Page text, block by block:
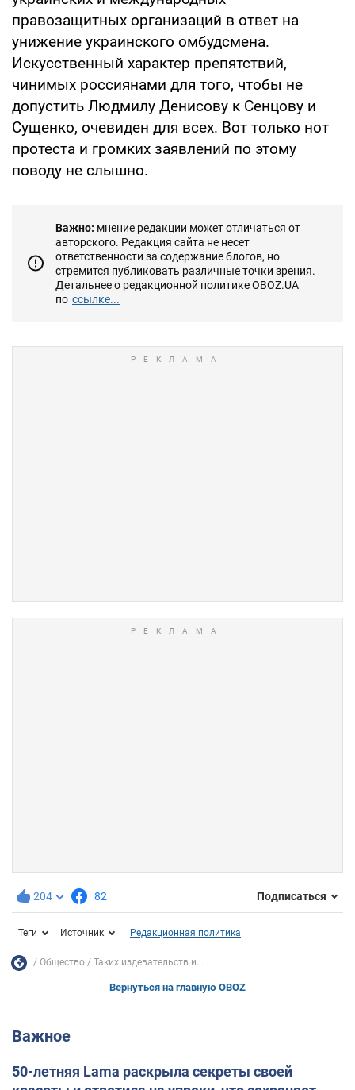
правозащитных организаций в ответ на
унижение украинского омбудсмена.
Искусственный характер препятствий,
чинимых россиянами для того, чтобы не
допустить Людмилу Денисову к Сенцову и
Сущенко, очевиден для всех. Вот только нот
протеста и громких заявлений по этому
поводу не слышно.
Важно: мнение редакции может отличаться от
авторского. Редакция сайта не несет
ответственности за содержание блогов, но
стремится публиковать различные точки зрения.
Детальнее о редакционной политике OBOZ.UA
по ссылке...
204 82 Подписаться
Теги Источник Редакционная политика
Общество Таких издевательств и...
Вернуться на главную OBOZ
Важное
50-летняя Lama раскрыла секреты своей